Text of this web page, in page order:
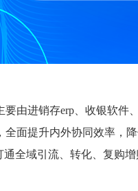
要由进销存erp、收银软件
全面提升内外协同效率，
通全域引流、转化、复购